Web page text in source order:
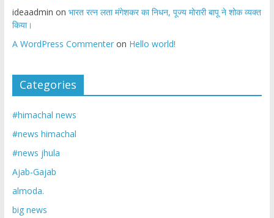
ideaadmin on भारत रत्न लता मंगेशकर का निधन, पूज्य मोरारी बापू ने शोक व्यक्त
किया।
A WordPress Commenteron Hello world!
Categories
#himachal news
#news himachal
#news jhula
Ajab-Gajab
almoda.
big news